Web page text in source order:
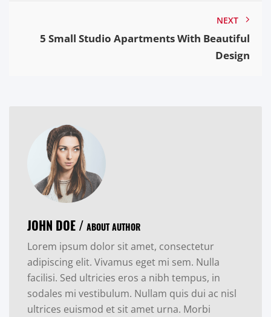
NEXT
5 Small Studio Apartments With Beautiful
Design
JOHN DOE / ABOUT AUTHOR
Lorem ipsum dolor sit amet, consectetur
adipiscing elit. Vivamus eget mi sem. Nulla
facilisi. Sed ultricies eros a nibh tempus, in
sodales mi vestibulum. Nullam quis dui ac nisl
ultrices euismod et sit amet urna. Morbi